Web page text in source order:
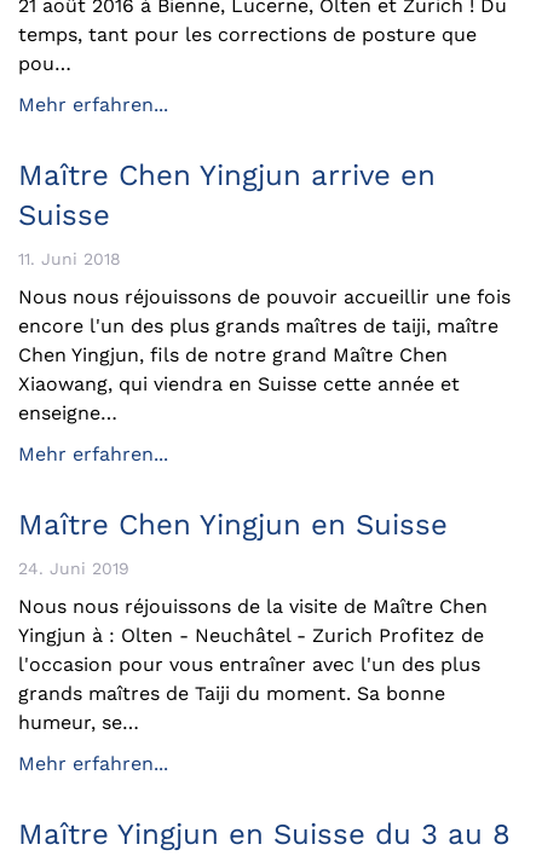
21 août 2016 à Bienne, Lucerne, Olten et Zurich ! Du
temps, tant pour les corrections de posture que
pou…
Mehr erfahren...
Maître Chen Yingjun arrive en
Suisse
11. Juni 2018
Nous nous réjouissons de pouvoir accueillir une fois
encore l'un des plus grands maîtres de taiji, maître
Chen Yingjun, fils de notre grand Maître Chen
Xiaowang, qui viendra en Suisse cette année et
enseigne…
Mehr erfahren...
Maître Chen Yingjun en Suisse
24. Juni 2019
Nous nous réjouissons de la visite de Maître Chen
Yingjun à : Olten - Neuchâtel - Zurich Profitez de
l'occasion pour vous entraîner avec l'un des plus
grands maîtres de Taiji du moment. Sa bonne
humeur, se…
Mehr erfahren...
Maître Yingjun en Suisse du 3 au 8